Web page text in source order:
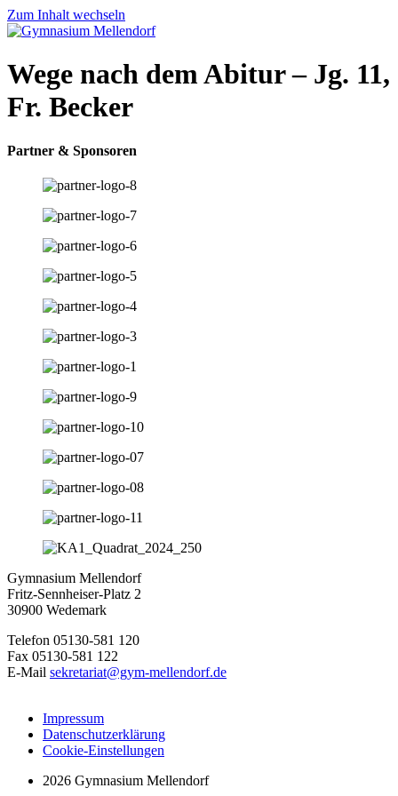
Zum Inhalt wechseln
Wege nach dem Abitur – Jg. 11,
Fr. Becker
Partner & Sponsoren
Gymnasium Mellendorf
Fritz-Sennheiser-Platz 2
30900 Wedemark
Telefon 05130-581 120
Fax 05130-581 122
E-Mail sekretariat@gym-mellendorf.de
Impressum
Datenschutzerklärung
Cookie-Einstellungen
2026 Gymnasium Mellendorf